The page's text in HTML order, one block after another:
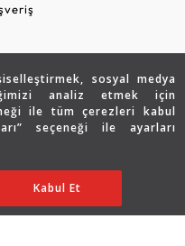
sosyal medya
analiz etmek için
ile tüm çerezleri kabul
seçeneği ile ayarları
Ayarları Düzenle
Kabul Et
SATIN ALIN
- Bu sitenin tüm hakları